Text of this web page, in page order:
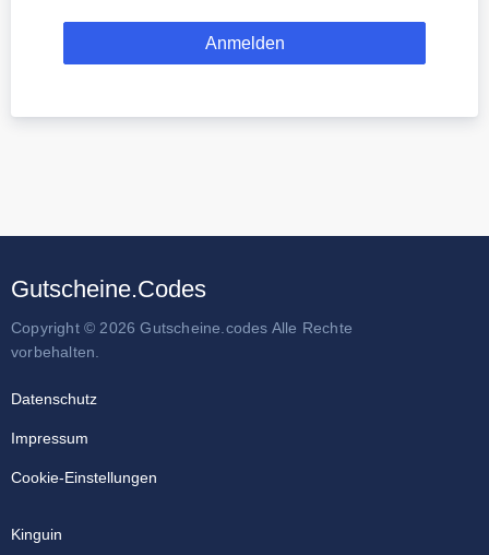
Gutscheine.Codes
Copyright © 2026 Gutscheine.codes Alle Rechte
vorbehalten.
Datenschutz
Impressum
Cookie-Einstellungen
Kinguin